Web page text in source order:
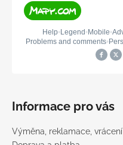
Informace pro vás
Výměna, reklamace, vrácení